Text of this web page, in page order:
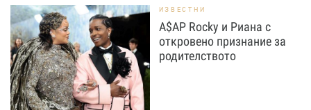
ИЗВЕСТНИ
A$AP Rocky и Риана с
откровено признание за
родителството